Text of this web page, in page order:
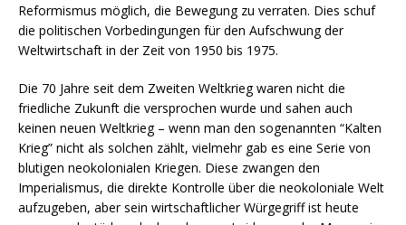
Reformismus möglich, die Bewegung zu verraten. Dies schuf
die politischen Vorbedingungen für den Aufschwung der
Weltwirtschaft in der Zeit von 1950 bis 1975.
Die 70 Jahre seit dem Zweiten Weltkrieg waren nicht die
friedliche Zukunft die versprochen wurde und sahen auch
keinen neuen Weltkrieg – wenn man den sogenannten “Kalten
Krieg” nicht als solchen zählt, vielmehr gab es eine Serie von
blutigen neokolonialen Kriegen. Diese zwangen den
Imperialismus, die direkte Kontrolle über die neokoloniale Welt
aufzugeben, aber sein wirtschaftlicher Würgegriff ist heute